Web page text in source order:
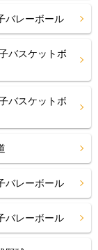
レーボール
バスケットボ
バスケットボ
レーボール
レーボール